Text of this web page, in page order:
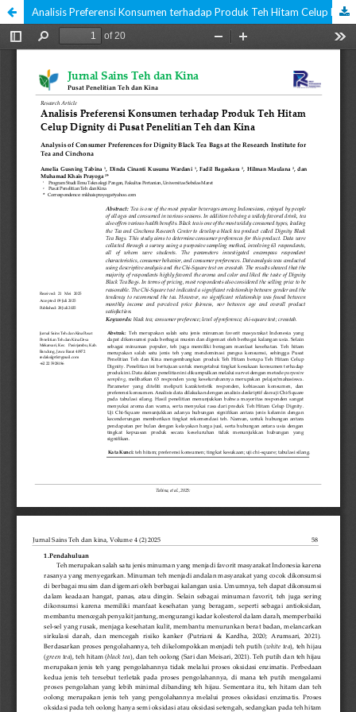
Analisis Preferensi Konsumen terhadap Produk Teh Hitam Celup Dignity di Pusat Penelitian Teh dan Kina